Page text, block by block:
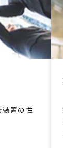
装置の性